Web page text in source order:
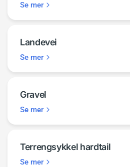
Se mer
Landevei
Se mer
Gravel
Se mer
Terrengsykkel hardtail
Se mer